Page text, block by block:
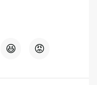
😆 😡